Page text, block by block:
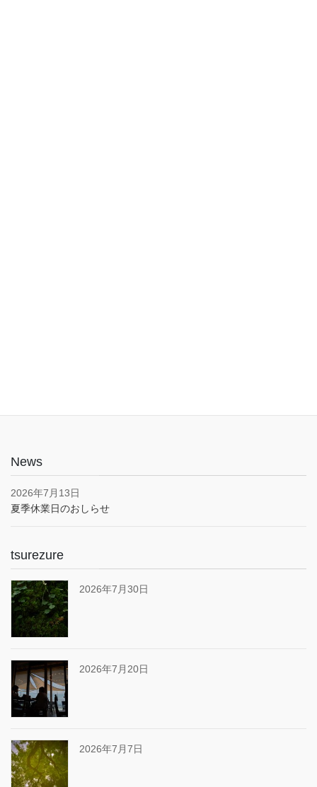
News
2026年7月13日
夏季休業日のおしらせ
tsurezure
2026年7月30日
2026年7月20日
2026年7月7日